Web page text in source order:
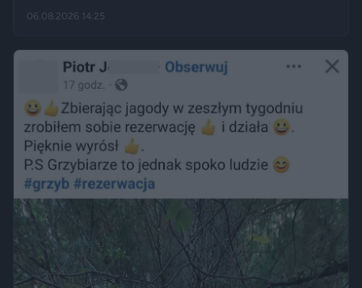
legalne. Jak opisują Gazeta.pl i „Rzeczpospolita”, samo
przez nagość, złamanie regulaminu parku albo zajęcie
trawnika, który nie został przeznaczony do rekreacji.
06.08.2026 14:25